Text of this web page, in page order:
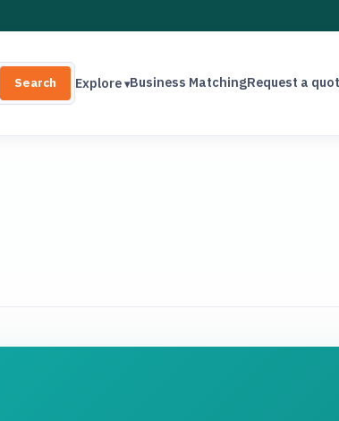
Search Explore Business MatchingRequest a